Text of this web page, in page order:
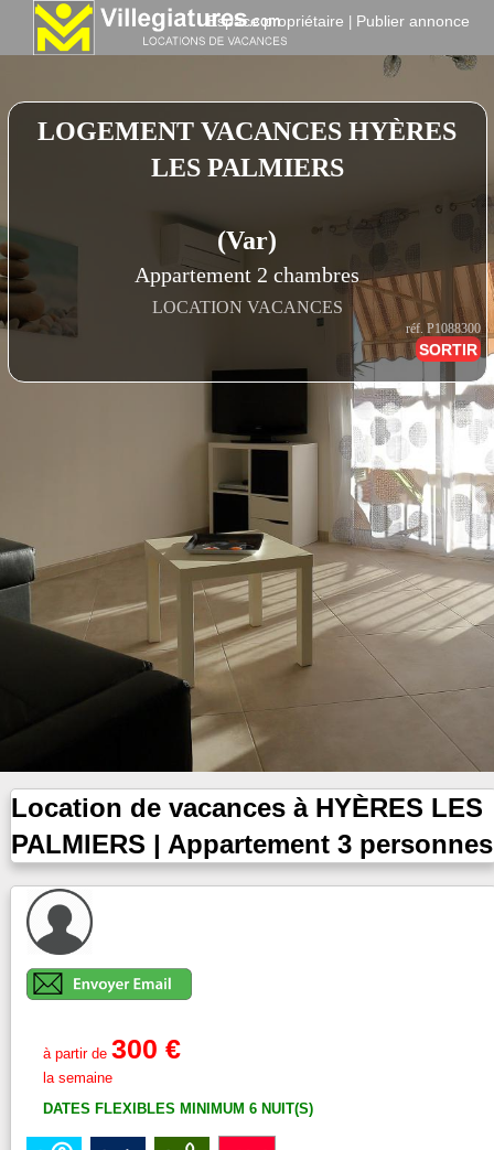
Espace propriétaire Publier annonce
LOGEMENT VACANCES HYÈRES
LES PALMIERS
(Var)
Appartement 2 chambres
LOCATION VACANCES
réf. P1088300
SORTIR
Location de vacances à HYÈRES LES
PALMIERS | Appartement 3 personnes
à partir de 300 €
la semaine
DATES FLEXIBLES MINIMUM 6 NUIT(S)